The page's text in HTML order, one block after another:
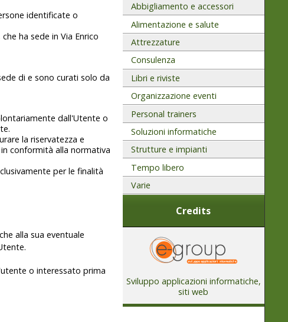
identificate o
ha sede in Via Enrico
di e sono curati solo da
dall'Utente o
la riservatezza e
conformità alla normativa
per le finalità
alla sua eventuale
o interessato prima
Abbigliamento e accessori
Alimentazione e salute
Attrezzature
Consulenza
Libri e riviste
Organizzazione eventi
Personal trainers
Soluzioni informatiche
Strutture e impianti
Tempo libero
Varie
Credits
Sviluppo applicazioni informatiche,
siti web